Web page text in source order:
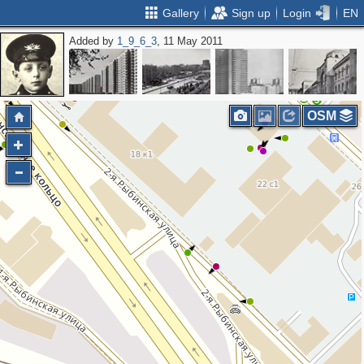
Gallery Sign up Login EN
Added by 1_9_6_3, 11 May 2011
3
2
3
OSM